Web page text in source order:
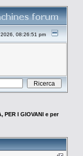
08:26:51 pm
PER I GIOVANI e per